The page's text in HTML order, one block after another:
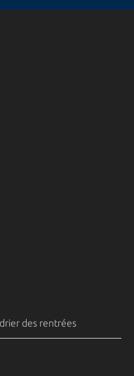
des rentrées